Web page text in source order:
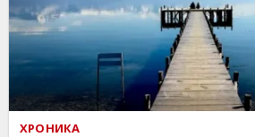
ХРОНИКА